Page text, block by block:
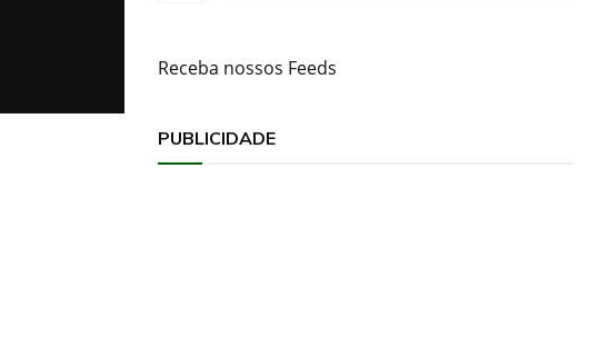
Receba nossos Feeds
PUBLICIDADE